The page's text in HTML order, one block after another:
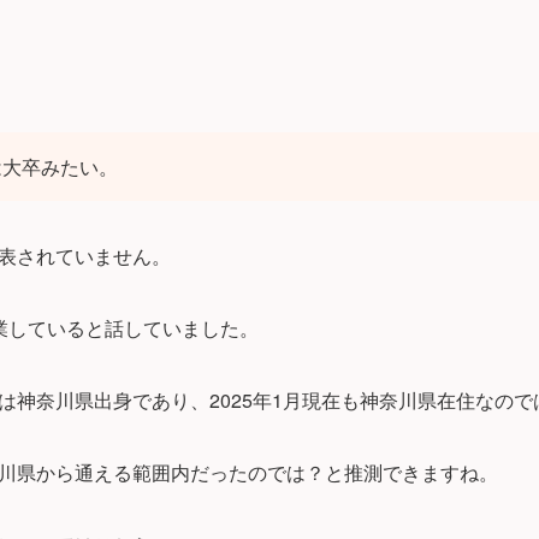
卒みたい。
されていません。
ていると話していました。
神奈川県出身であり、2025年1月現在も神奈川県在住なので
県から通える範囲内だったのでは？と推測できますね。